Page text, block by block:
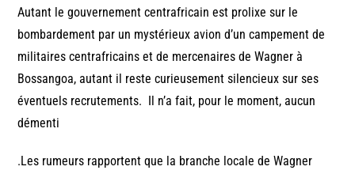
Autant le gouvernement centrafricain est prolixe sur le
bombardement par un mystérieux avion d’un campement de
militaires centrafricains et de mercenaires de Wagner à
Bossangoa, autant il reste curieusement silencieux sur ses
éventuels recrutements. Il n’a fait, pour le moment, aucun
démenti
.Les rumeurs rapportent que la branche locale de Wagner